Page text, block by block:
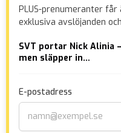
PLUS-prenumeranter
exklusiva avslöjanden
SVT portar Nick Alinia –
men släpper in
E-postadress